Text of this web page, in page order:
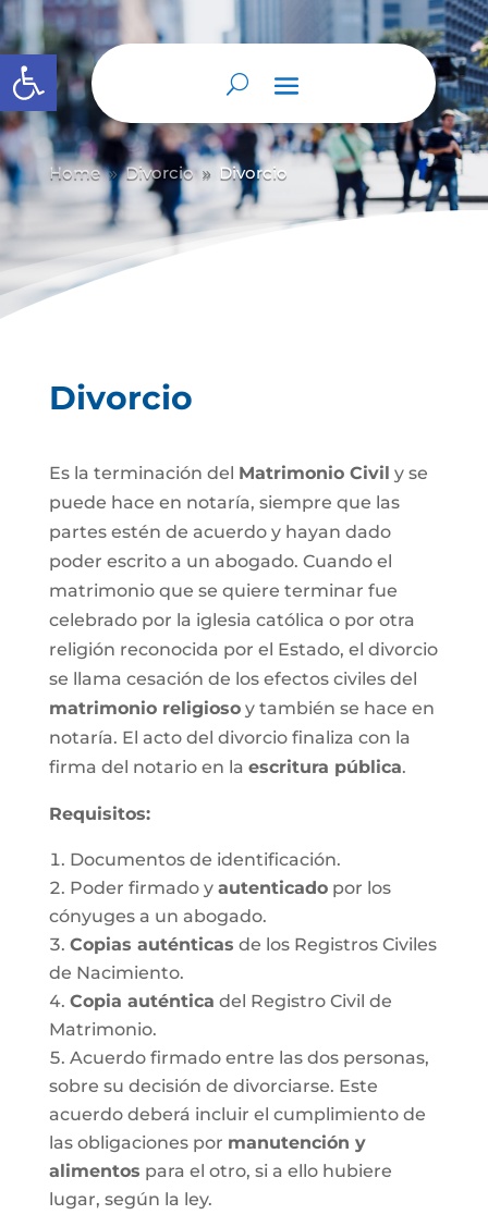
Abrir barra de herramientas
Home 9 Divorcio 9 Divorcio
Divorcio
Es la terminación del Matrimonio Civil y se
puede hace en notaría, siempre que las
partes estén de acuerdo y hayan dado
poder escrito a un abogado. Cuando el
matrimonio que se quiere terminar fue
celebrado por la iglesia católica o por otra
religión reconocida por el Estado, el divorcio
se llama cesación de los efectos civiles del
matrimonio religiosoy también se hace en
notaría. El acto del divorcio finaliza con la
firma del notario en la escritura pública.
Requisitos:
Documentos de identificación.
Poder firmado y autenticadopor los
cónyuges a un abogado.
Copias auténticas de los Registros Civiles
de Nacimiento.
Copia auténtica del Registro Civil de
Matrimonio.
Acuerdo firmado entre las dos personas,
sobre su decisión de divorciarse. Este
acuerdo deberá incluir el cumplimiento de
las obligaciones por manutención y
alimentos para el otro, si a ello hubiere
lugar, según la ley.